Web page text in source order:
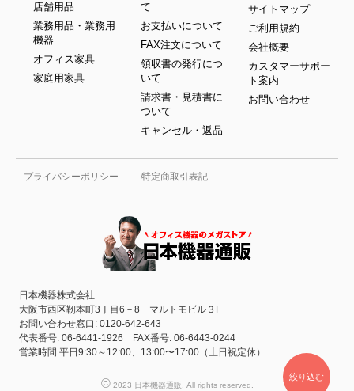
絞り込む
プライバシーポリシー 特定商取引表記
日本機器株式会社
大阪市西区靭本町3丁目6－8 マルトモビル３F
お問い合わせ窓口: 0120-642-643
代表番号: 06-6441-1926 FAX番号: 06-6443-0244
営業時間 平日9:30～12:00、13:00〜17:00（土日祝定休）
店舗用品
業務用品・業務用
機器
オフィス家具
家庭用家具
て
お支払いについて
FAX注文について
領収書の発行につ
いて
請求書・見積書に
ついて
キャンセル・返品
サイトマップ
ご利用規約
会社概要
カスタマーサポー
ト案内
お問い合わせ
©2023 日本機器通販. All rights reserved.